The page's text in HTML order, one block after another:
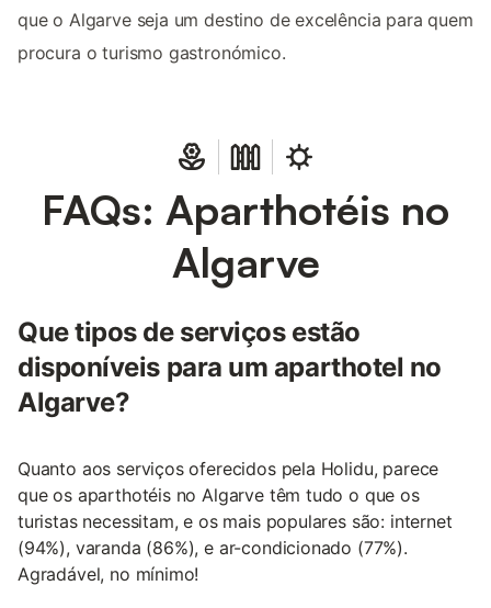
que o Algarve seja um destino de excelência para quem
procura o turismo gastronómico.
FAQs: Aparthotéis no
Algarve
Que tipos de serviços estão
disponíveis para um aparthotel no
Algarve?
Quanto aos serviços oferecidos pela Holidu, parece
que os aparthotéis no Algarve têm tudo o que os
turistas necessitam, e os mais populares são: internet
(94%), varanda (86%), e ar-condicionado (77%).
Agradável, no mínimo!